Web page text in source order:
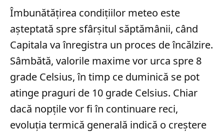
Îmbunătățirea condițiilor meteo este
așteptată spre sfârșitul săptămânii, când
Capitala va înregistra un proces de încălzire.
Sâmbătă, valorile maxime vor urca spre 8
grade Celsius, în timp ce duminică se pot
atinge praguri de 10 grade Celsius. Chiar
dacă nopțile vor fi în continuare reci,
evoluția termică generală indică o creștere